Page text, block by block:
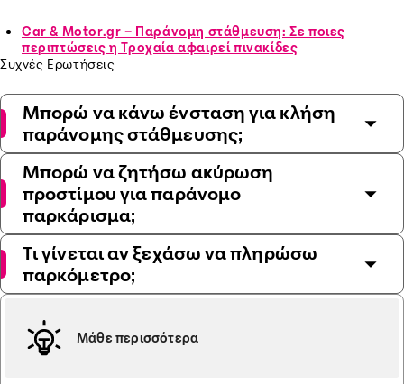
Car & Motor.gr – Παράνομη στάθμευση: Σε ποιες
περιπτώσεις η Τροχαία αφαιρεί πινακίδες
Συχνές Ερωτήσεις
Μπορώ να κάνω ένσταση για κλήση
παράνομης στάθμευσης;
Μπορώ να ζητήσω ακύρωση
προστίμου για παράνομο
παρκάρισμα;
Τι γίνεται αν ξεχάσω να πληρώσω
παρκόμετρο;
Μάθε περισσότερα